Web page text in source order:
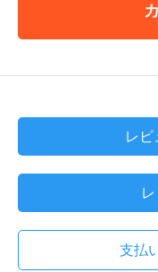
レビ
支払